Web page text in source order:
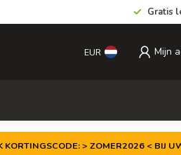
Gratis
EUR Mijn
> ZOMER2026 < BIJ